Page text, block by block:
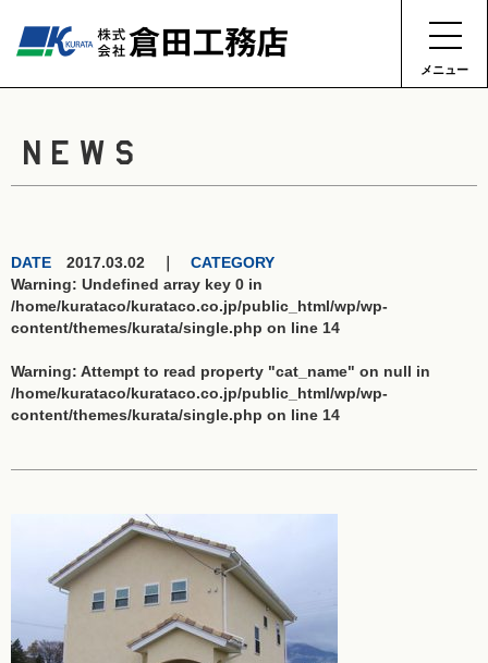
メニュー
NEWS
DATE 2017.03.02 ｜ CATEGORY
Warning: Undefined array key 0 in
/home/kurataco/kurataco.co.jp/public_html/wp/wp-
content/themes/kurata/single.php on line 14
Warning: Attempt to read property "cat_name" on null in
/home/kurataco/kurataco.co.jp/public_html/wp/wp-
content/themes/kurata/single.php on line 14